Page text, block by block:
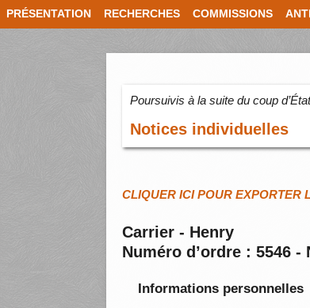
PRÉSENTATION RECHERCHES COMMISSIONS
Poursuivis à la suite du coup
Notices individuelles
CLIQUER ICI POUR EXPORTER
Carrier - Henry
Numéro d’ordre : 5546
Informations personnelles